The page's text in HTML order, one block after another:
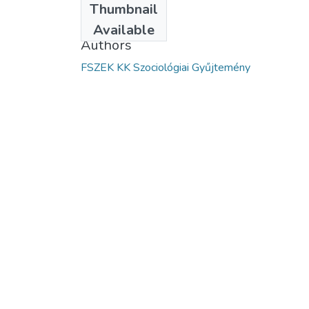
Thumbnail
Available
2023
Authors
FSZEK KK Szociológiai Gyűjtemény